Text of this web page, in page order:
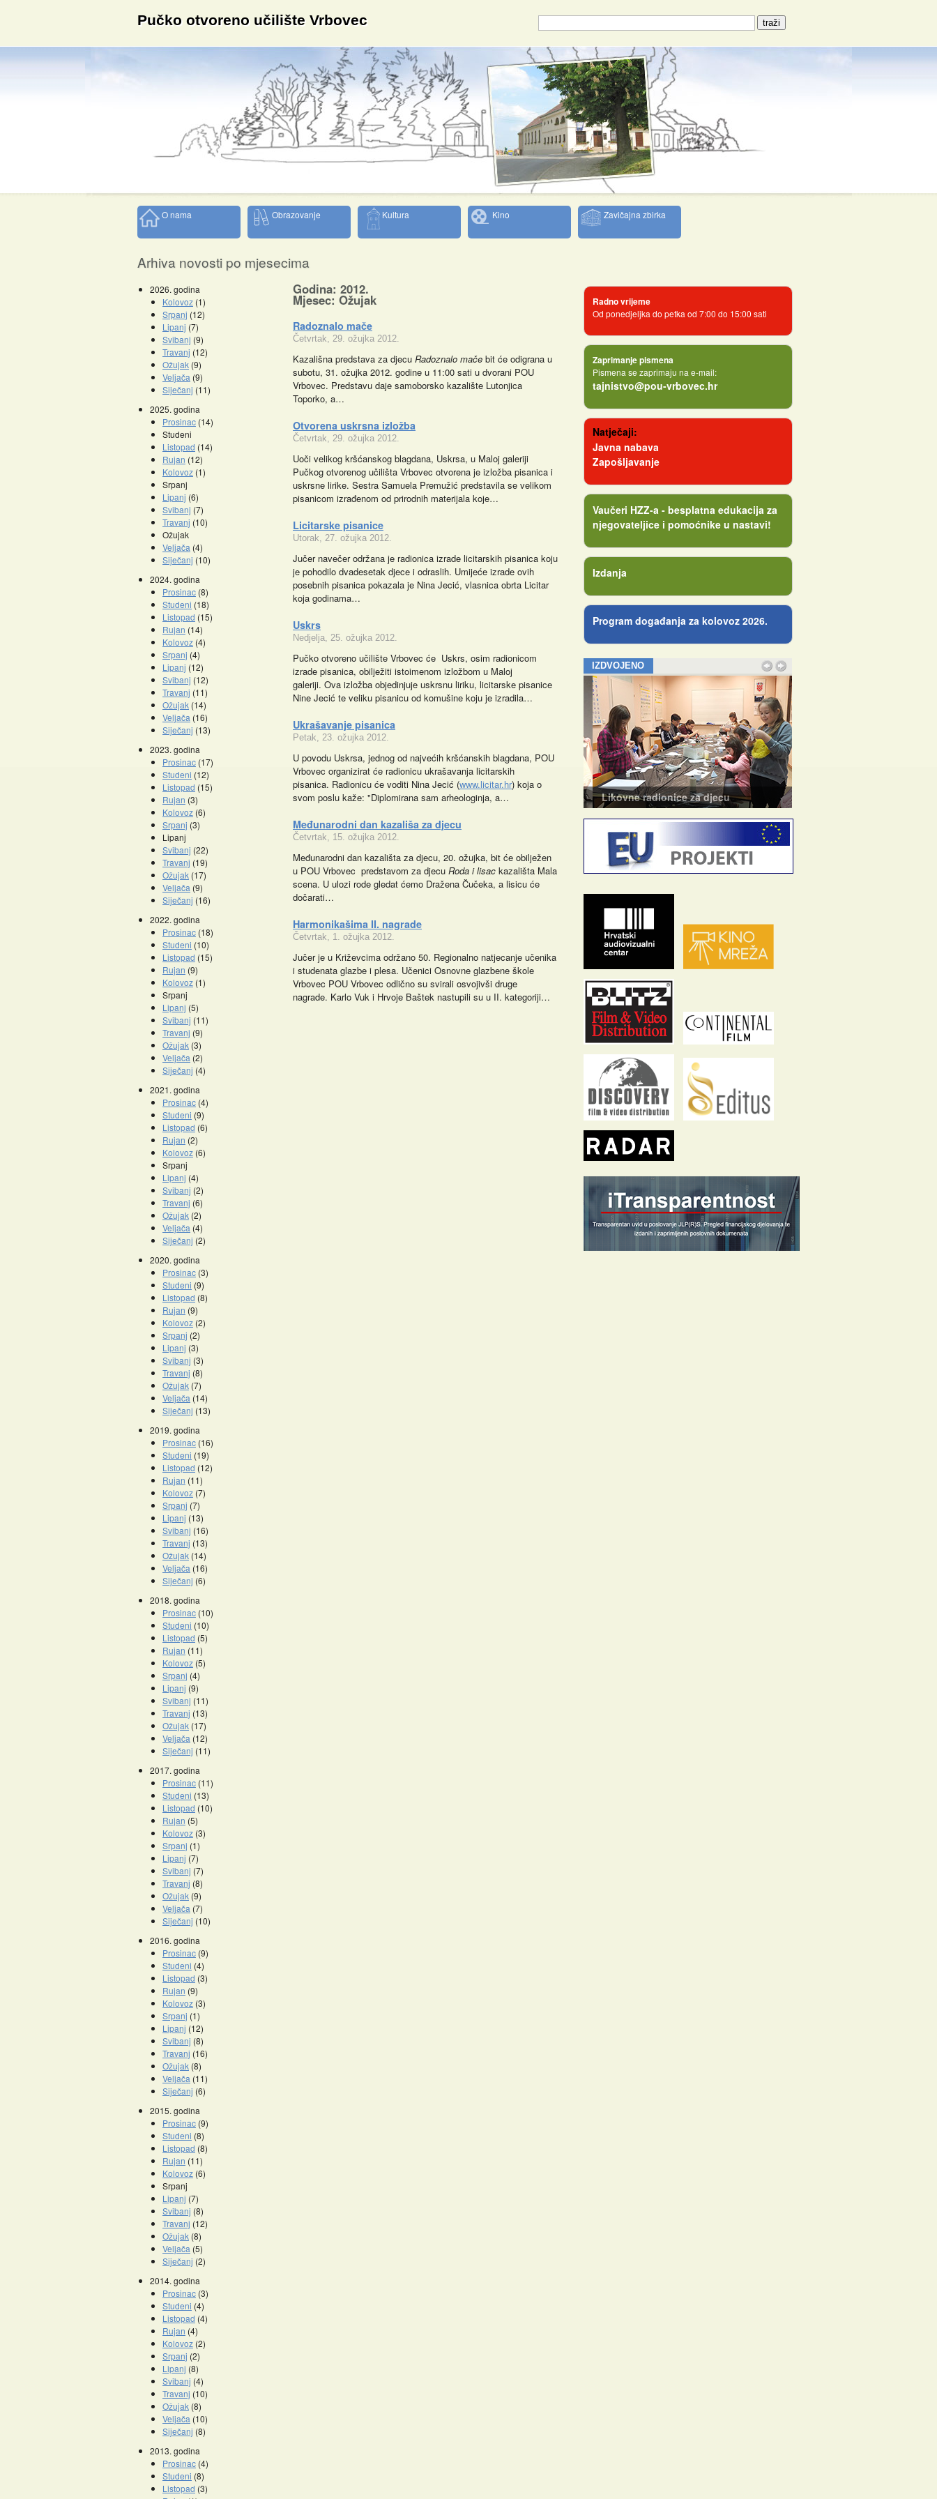
Pučko otvoreno učilište Vrbovec
O nama Obrazovanje Kultura Kino Zavičajna zbirka
Arhiva novosti po mjesecima
2026. godina
Kolovoz (1)
Srpanj (12)
Lipanj (7)
Svibanj (9)
Travanj (12)
Ožujak (9)
Veljača (9)
Siječanj (11)
2025. godina
Prosinac (14)
Studeni
Listopad (14)
Rujan (12)
Kolovoz (1)
Srpanj
Lipanj (6)
Svibanj (7)
Travanj (10)
Ožujak
Veljača (4)
Siječanj (10)
2024. godina
Prosinac (8)
Studeni (18)
Listopad (15)
Rujan (14)
Kolovoz (4)
Srpanj (4)
Lipanj (12)
Svibanj (12)
Travanj (11)
Ožujak (14)
Veljača (16)
Siječanj (13)
2023. godina
Prosinac (17)
Studeni (12)
Listopad (15)
Rujan (3)
Kolovoz (6)
Srpanj (3)
Lipanj
Svibanj (22)
Travanj (19)
Ožujak (17)
Veljača (9)
Siječanj (16)
2022. godina
Prosinac (18)
Studeni (10)
Listopad (15)
Rujan (9)
Kolovoz (1)
Srpanj
Lipanj (5)
Svibanj (11)
Travanj (9)
Ožujak (3)
Veljača (2)
Siječanj (4)
2021. godina
Prosinac (4)
Studeni (9)
Listopad (6)
Rujan (2)
Kolovoz (6)
Srpanj
Lipanj (4)
Svibanj (2)
Travanj (6)
Ožujak (2)
Veljača (4)
Siječanj (2)
2020. godina
Prosinac (3)
Studeni (9)
Listopad (8)
Rujan (9)
Kolovoz (2)
Srpanj (2)
Lipanj (3)
Svibanj (3)
Travanj (8)
Ožujak (7)
Veljača (14)
Siječanj (13)
2019. godina
Prosinac (16)
Studeni (19)
Listopad (12)
Rujan (11)
Kolovoz (7)
Srpanj (7)
Lipanj (13)
Svibanj (16)
Travanj (13)
Ožujak (14)
Veljača (16)
Siječanj (6)
2018. godina
Prosinac (10)
Studeni (10)
Listopad (5)
Rujan (11)
Kolovoz (5)
Srpanj (4)
Lipanj (9)
Svibanj (11)
Travanj (13)
Ožujak (17)
Veljača (12)
Siječanj (11)
2017. godina
Prosinac (11)
Studeni (13)
Listopad (10)
Rujan (5)
Kolovoz (3)
Srpanj (1)
Lipanj (7)
Svibanj (7)
Travanj (8)
Ožujak (9)
Veljača (7)
Siječanj (10)
2016. godina
Prosinac (9)
Studeni (4)
Listopad (3)
Rujan (9)
Kolovoz (3)
Srpanj (1)
Lipanj (12)
Svibanj (8)
Travanj (16)
Ožujak (8)
Veljača (11)
Siječanj (6)
2015. godina
Prosinac (9)
Studeni (8)
Listopad (8)
Rujan (11)
Kolovoz (6)
Srpanj
Lipanj (7)
Svibanj (8)
Travanj (12)
Ožujak (8)
Veljača (5)
Siječanj (2)
2014. godina
Prosinac (3)
Studeni (4)
Listopad (4)
Rujan (4)
Kolovoz (2)
Srpanj (2)
Lipanj (8)
Svibanj (4)
Travanj (10)
Ožujak (8)
Veljača (10)
Siječanj (8)
2013. godina
Prosinac (4)
Studeni (8)
Listopad (3)
Godina: 2012.
Mjesec: Ožujak
Radoznalo mače
Četvrtak, 29. ožujka 2012.
Kazališna predstava za djecu Radoznalo mače bit će odigrana u
subotu, 31. ožujka 2012. godine u 11:00 sati u dvorani POU
Vrbovec. Predstavu daje samoborsko kazalište Lutonjica
Toporko, a…
Otvorena uskrsna izložba
Četvrtak, 29. ožujka 2012.
Uoči velikog kršćanskog blagdana, Uskrsa, u Maloj galeriji
Pučkog otvorenog učilišta Vrbovec otvorena je izložba pisanica i
uskrsne lirike. Sestra Samuela Premužić predstavila se velikom
pisanicom izrađenom od prirodnih materijala koje…
Licitarske pisanice
Utorak, 27. ožujka 2012.
Jučer navečer održana je radionica izrade licitarskih pisanica koju
je pohodilo dvadesetak djece i odraslih. Umijeće izrade ovih
posebnih pisanica pokazala je Nina Jecić, vlasnica obrta Licitar
koja godinama…
Uskrs
Nedjelja, 25. ožujka 2012.
Pučko otvoreno učilište Vrbovec će Uskrs, osim radionicom
izrade pisanica, obilježiti istoimenom izložbom u Maloj
galeriji. Ova izložba objedinjuje uskrsnu liriku, licitarske pisanice
Nine Jecić te veliku pisanicu od komušine koju je izradila…
Ukrašavanje pisanica
Petak, 23. ožujka 2012.
U povodu Uskrsa, jednog od najvećih kršćanskih blagdana, POU
Vrbovec organizirat će radionicu ukrašavanja licitarskih
pisanica. Radionicu će voditi Nina Jecić (www.licitar.hr) koja o
svom poslu kaže: "Diplomirana sam arheologinja, a…
Međunarodni dan kazališa za djecu
Četvrtak, 15. ožujka 2012.
Međunarodni dan kazališta za djecu, 20. ožujka, bit će obilježen
u POU Vrbovec predstavom za djecu Roda i lisac kazališta Mala
scena. U ulozi rode gledat ćemo Dražena Čučeka, a lisicu će
dočarati…
Harmonikašima II. nagrade
Četvrtak, 1. ožujka 2012.
Jučer je u Križevcima održano 50. Regionalno natjecanje učenika
i studenata glazbe i plesa. Učenici Osnovne glazbene škole
Vrbovec POU Vrbovec odlično su svirali osvojivši druge
nagrade. Karlo Vuk i Hrvoje Baštek nastupili su u II. kategoriji…
Radno vrijeme
Od ponedjeljka do petka od 7:00 do 15:00 sati
Zaprimanje pismena
Pismena se zaprimaju na e-mail:
tajnistvo@pou-vrbovec.hr
Natječaji:
Javna nabava
Zapošljavanje
Vaučeri HZZ-a - besplatna edukacija za
njegovateljice i pomoćnike u nastavi!
Izdanja
Program događanja za kolovoz 2026.
IZDVOJENO
Promocije knjiga Kazalište za odrasle Likovne radionice za djecu